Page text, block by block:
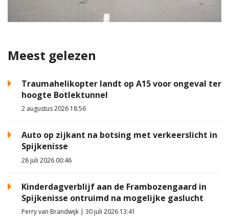
Meest gelezen
Traumahelikopter landt op A15 voor ongeval ter
hoogte Botlektunnel
2 augustus 2026 18:56
Auto op zijkant na botsing met verkeerslicht in
Spijkenisse
28 juli 2026 00:46
Kinderdagverblijf aan de Frambozengaard in
Spijkenisse ontruimd na mogelijke gaslucht
Perry van Brandwijk | 30 juli 2026 13:41